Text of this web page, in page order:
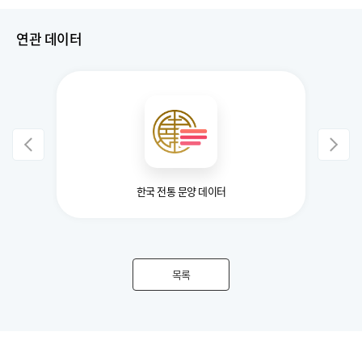
연관 데이터
한국 전통 문양 데이터
목록